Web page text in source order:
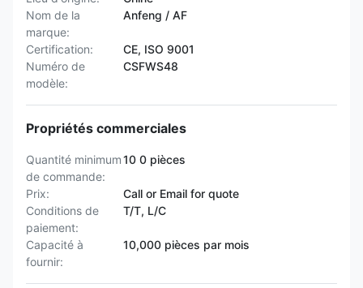
Nom de la
marque:
Anfeng / AF
Certification:
CE, ISO 9001
Numéro de
modèle:
CSFWS48
Propriétés commerciales
Quantité minimum
de commande:
10 0 pièces
Prix:
Call or Email for quote
Conditions de
paiement:
T/T, L/C
Capacité à
fournir:
10,000 pièces par mois